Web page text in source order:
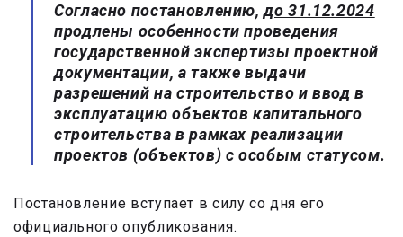
Согласно постановлению,до 31.12.2024
продлены особенности проведения
государственной экспертизы проектной
документации, а также выдачи
разрешений на строительство и ввод в
эксплуатацию объектов капитального
строительства в рамках реализации
проектов (объектов) с особым статусом.
Постановление вступает в силу со дня его
официального опубликования.